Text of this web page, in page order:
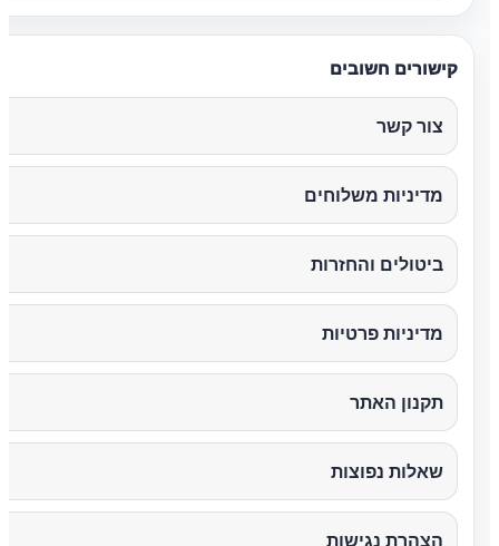
קישורים חשובים
צור קשר
מדיניות משלוחים
ביטולים והחזרות
מדיניות פרטיות
תקנון האתר
שאלות נפוצות
הצהרת נגישות